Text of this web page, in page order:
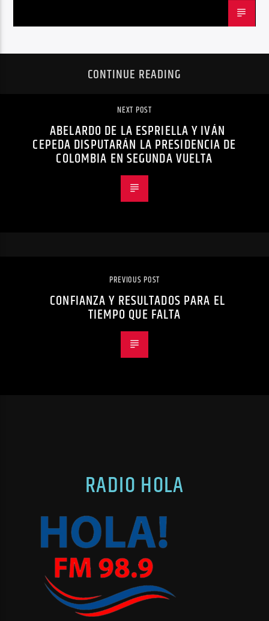
CONTINUE READING
NEXT POST
ABELARDO DE LA ESPRIELLA Y IVÁN
CEPEDA DISPUTARÁN LA PRESIDENCIA DE
COLOMBIA EN SEGUNDA VUELTA
PREVIOUS POST
CONFIANZA Y RESULTADOS PARA EL
TIEMPO QUE FALTA
RADIO HOLA